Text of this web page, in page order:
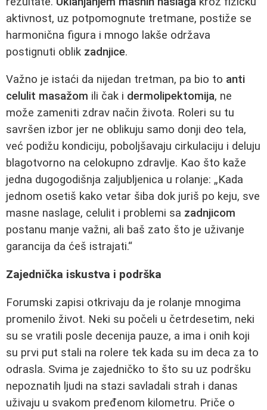
aktivnost, uz potpomognute tretmane, postiže se
harmonična figura i mnogo lakše održava
postignuti oblik zadnjice.
Važno je istaći da nijedan tretman, pa bio to anti
celulit masažom ili čak i dermolipektomija, ne
može zameniti zdrav način života. Roleri su tu
savršen izbor jer ne oblikuju samo donji deo tela,
već podižu kondiciju, poboljšavaju cirkulaciju i deluju
blagotvorno na celokupno zdravlje. Kao što kaže
jedna dugogodišnja zaljubljenica u rolanje: „Kada
jednom osetiš kako vetar šiba dok juriš po keju, sve
masne naslage, celulit i problemi sa zadnjicom
postanu manje važni, ali baš zato što je uživanje
garancija da ćeš istrajati.“
Zajednička iskustva i podrška
Forumski zapisi otkrivaju da je rolanje mnogima
promenilo život. Neki su počeli u četrdesetim, neki
su se vratili posle decenija pauze, a ima i onih koji
su prvi put stali na rolere tek kada su im deca za to
odrasla. Svima je zajedničko to što su uz podršku
nepoznatih ljudi na stazi savladali strah i danas
uživaju u svakom pređenom kilometru. Priče o